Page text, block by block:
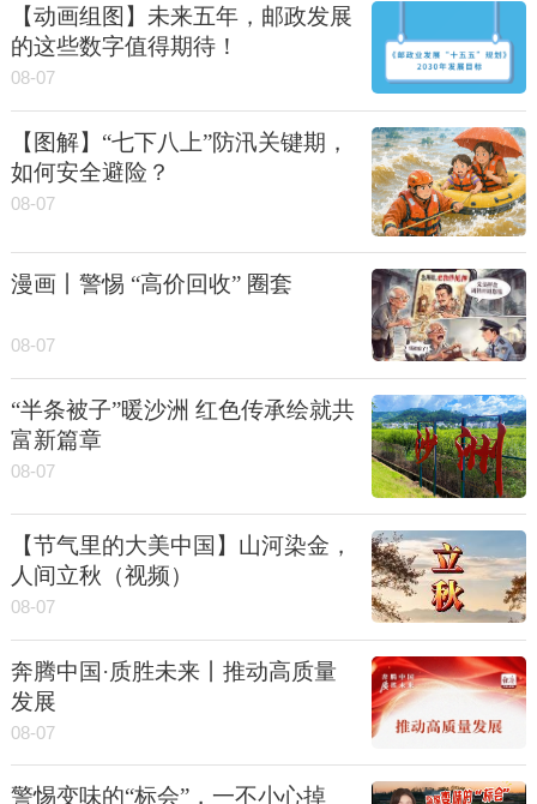
【动画组图】未来五年，邮政发展
的这些数字值得期待！
08-07
【图解】“七下八上”防汛关键期，
如何安全避险？
08-07
漫画丨警惕 “高价回收” 圈套
08-07
“半条被子”暖沙洲 红色传承绘就共
富新篇章
08-07
【节气里的大美中国】山河染金，
人间立秋（视频）
08-07
奔腾中国·质胜未来丨推动高质量
发展
08-07
警惕变味的“标会”，一不小心掉